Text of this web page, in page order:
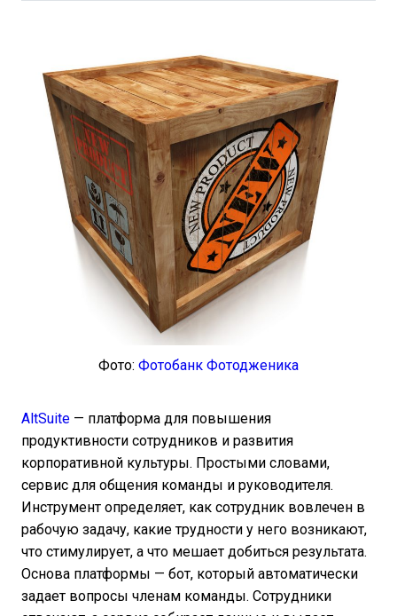
Фото: Фотобанк Фотодженика
AltSuite — платформа для повышения
продуктивности сотрудников и развития
корпоративной культуры. Простыми словами,
сервис для общения команды и руководителя.
Инструмент определяет, как сотрудник вовлечен в
рабочую задачу, какие трудности у него возникают,
что стимулирует, а что мешает добиться результата.
Основа платформы — бот, который автоматически
задает вопросы членам команды. Сотрудники